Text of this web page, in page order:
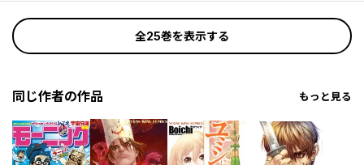
全25巻を表示する
同じ作者の作品 もっと見る